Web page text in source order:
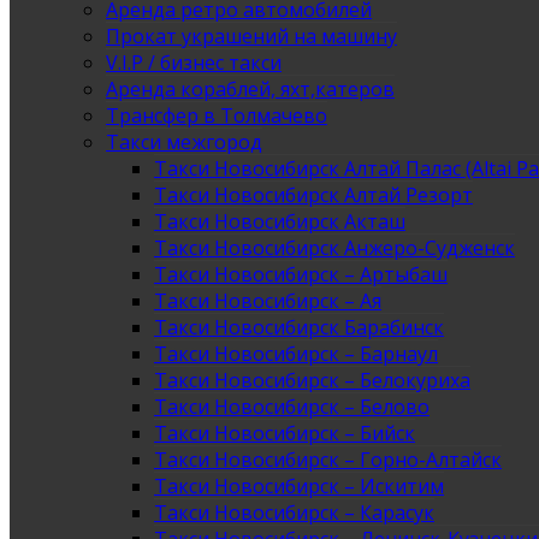
Аренда ретро автомобилей
Прокат украшений на машину
V.I.P / бизнес такси
Аренда кораблей, яхт,катеров
Трансфер в Толмачево
Такси межгород
Такси Новосибирск Алтай Палас (Altai
Такси Новосибирск Алтай Резорт
Такси Новосибирск Акташ
Такси Новосибирск Анжеро-Судженск
Такси Новосибирск – Артыбаш
Такси Новосибирск – Ая
Такси Новосибирск Барабинск
Такси Новосибирск – Барнаул
Такси Новосибирск – Белокуриха
Такси Новосибирск – Белово
Такси Новосибирск – Бийск
Такси Новосибирск – Горно-Алтайск
Такси Новосибирск – Искитим
Такси Новосибирск – Карасук